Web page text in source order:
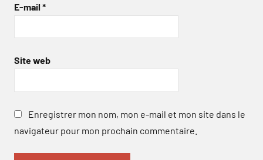
E-mail *
Site web
Enregistrer mon nom, mon e-mail et mon site dans le
navigateur pour mon prochain commentaire.